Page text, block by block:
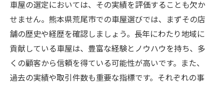
信頼性の高いパーツを使用
トラブル時の迅速な対応
長期的な視点での車両管理
個別ニーズに応じた提案
安心感をもたらすアフターケア
車屋の選定においては、その実績を評価することも欠か
せません。熊本県荒尾市での車屋選びでは、まずその店
舗の歴史や経歴を確認しましょう。長年にわたり地域に
貢献している車屋は、豊富な経験とノウハウを持ち、多
くの顧客から信頼を得ている可能性が高いです。また、
過去の実績や取引件数も重要な指標です。それぞれの事